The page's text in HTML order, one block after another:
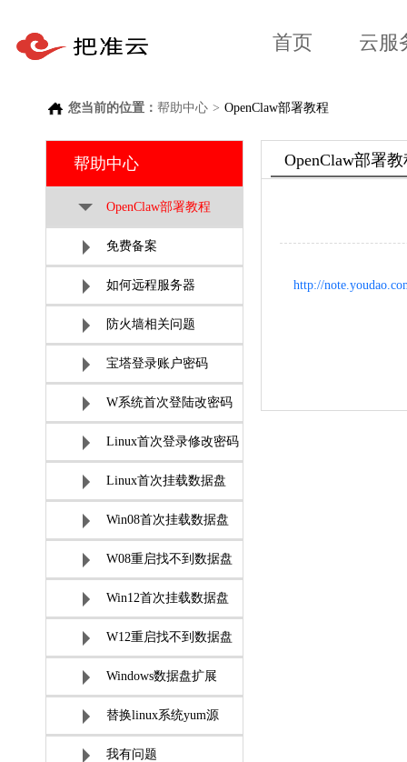
首页 云服
您当前的位置： 帮助中心 > OpenClaw部署教程
帮助中心
OpenClaw部署教程
免费备案
如何远程服务器
防火墙相关问题
宝塔登录账户密码
W系统首次登陆改密码
Linux首次登录修改密码
Linux首次挂载数据盘
Win08首次挂载数据盘
W08重启找不到数据盘
Win12首次挂载数据盘
W12重启找不到数据盘
Windows数据盘扩展
替换linux系统yum源
我有问题
OpenClaw部署
http://